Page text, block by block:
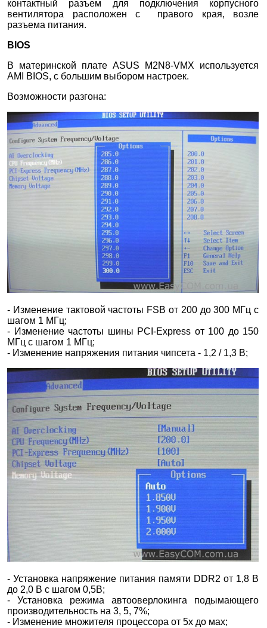
контактный разъем для подключения корпусного
вентилятора расположен с правого края, возле
разъема питания.
BIOS
В материнской плате ASUS M2N8-VMX используется
AMI BIOS, с большим выбором настроек.
Возможности разгона:
- Изменение тактовой частоты FSB от 200 до 300 МГц с
шагом 1 МГц;
- Изменение частоты шины PCI-Express от 100 до 150
МГц с шагом 1 МГц;
- Изменение напряжения питания чипсета - 1,2 / 1,3 В;
- Установка напряжение питания памяти DDR2 от 1,8 В
до 2,0 В с шагом 0,5В;
- Установка режима автооверлокинга подымающего
производительность на 3, 5, 7%;
- Изменение множителя процессора от 5х до мах;